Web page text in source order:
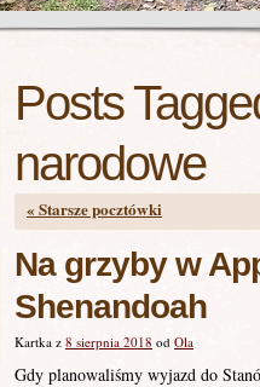
Posts
narodowe
« Starsze pocztówki
Na grzyby w
Shenandoah
Kartka z 8 sierpnia 2018 od Ola
Gdy planowaliśmy wyjazd do